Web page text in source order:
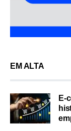
EM ALTA
E-